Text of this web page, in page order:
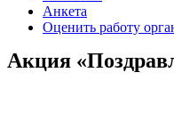
Анкета
Оценить работу
Акция